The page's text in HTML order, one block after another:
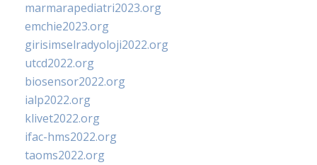
marmarapediatri2023.org
emchie2023.org
girisimselradyoloji2022.org
utcd2022.org
biosensor2022.org
ialp2022.org
klivet2022.org
ifac-hms2022.org
taoms2022.org